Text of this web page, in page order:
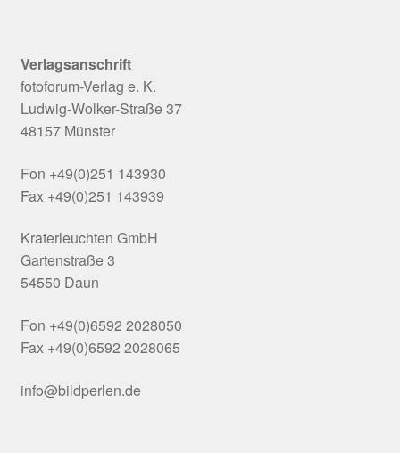
Verlagsanschrift
fotoforum-Verlag e. K.
Ludwig-Wolker-Straße 37
48157 Münster
Fon +49(0)251 143930
Fax +49(0)251 143939
Kraterleuchten GmbH
Gartenstraße 3
54550 Daun
Fon +49(0)6592 2028050
Fax +49(0)6592 2028065
info@bildperlen.de